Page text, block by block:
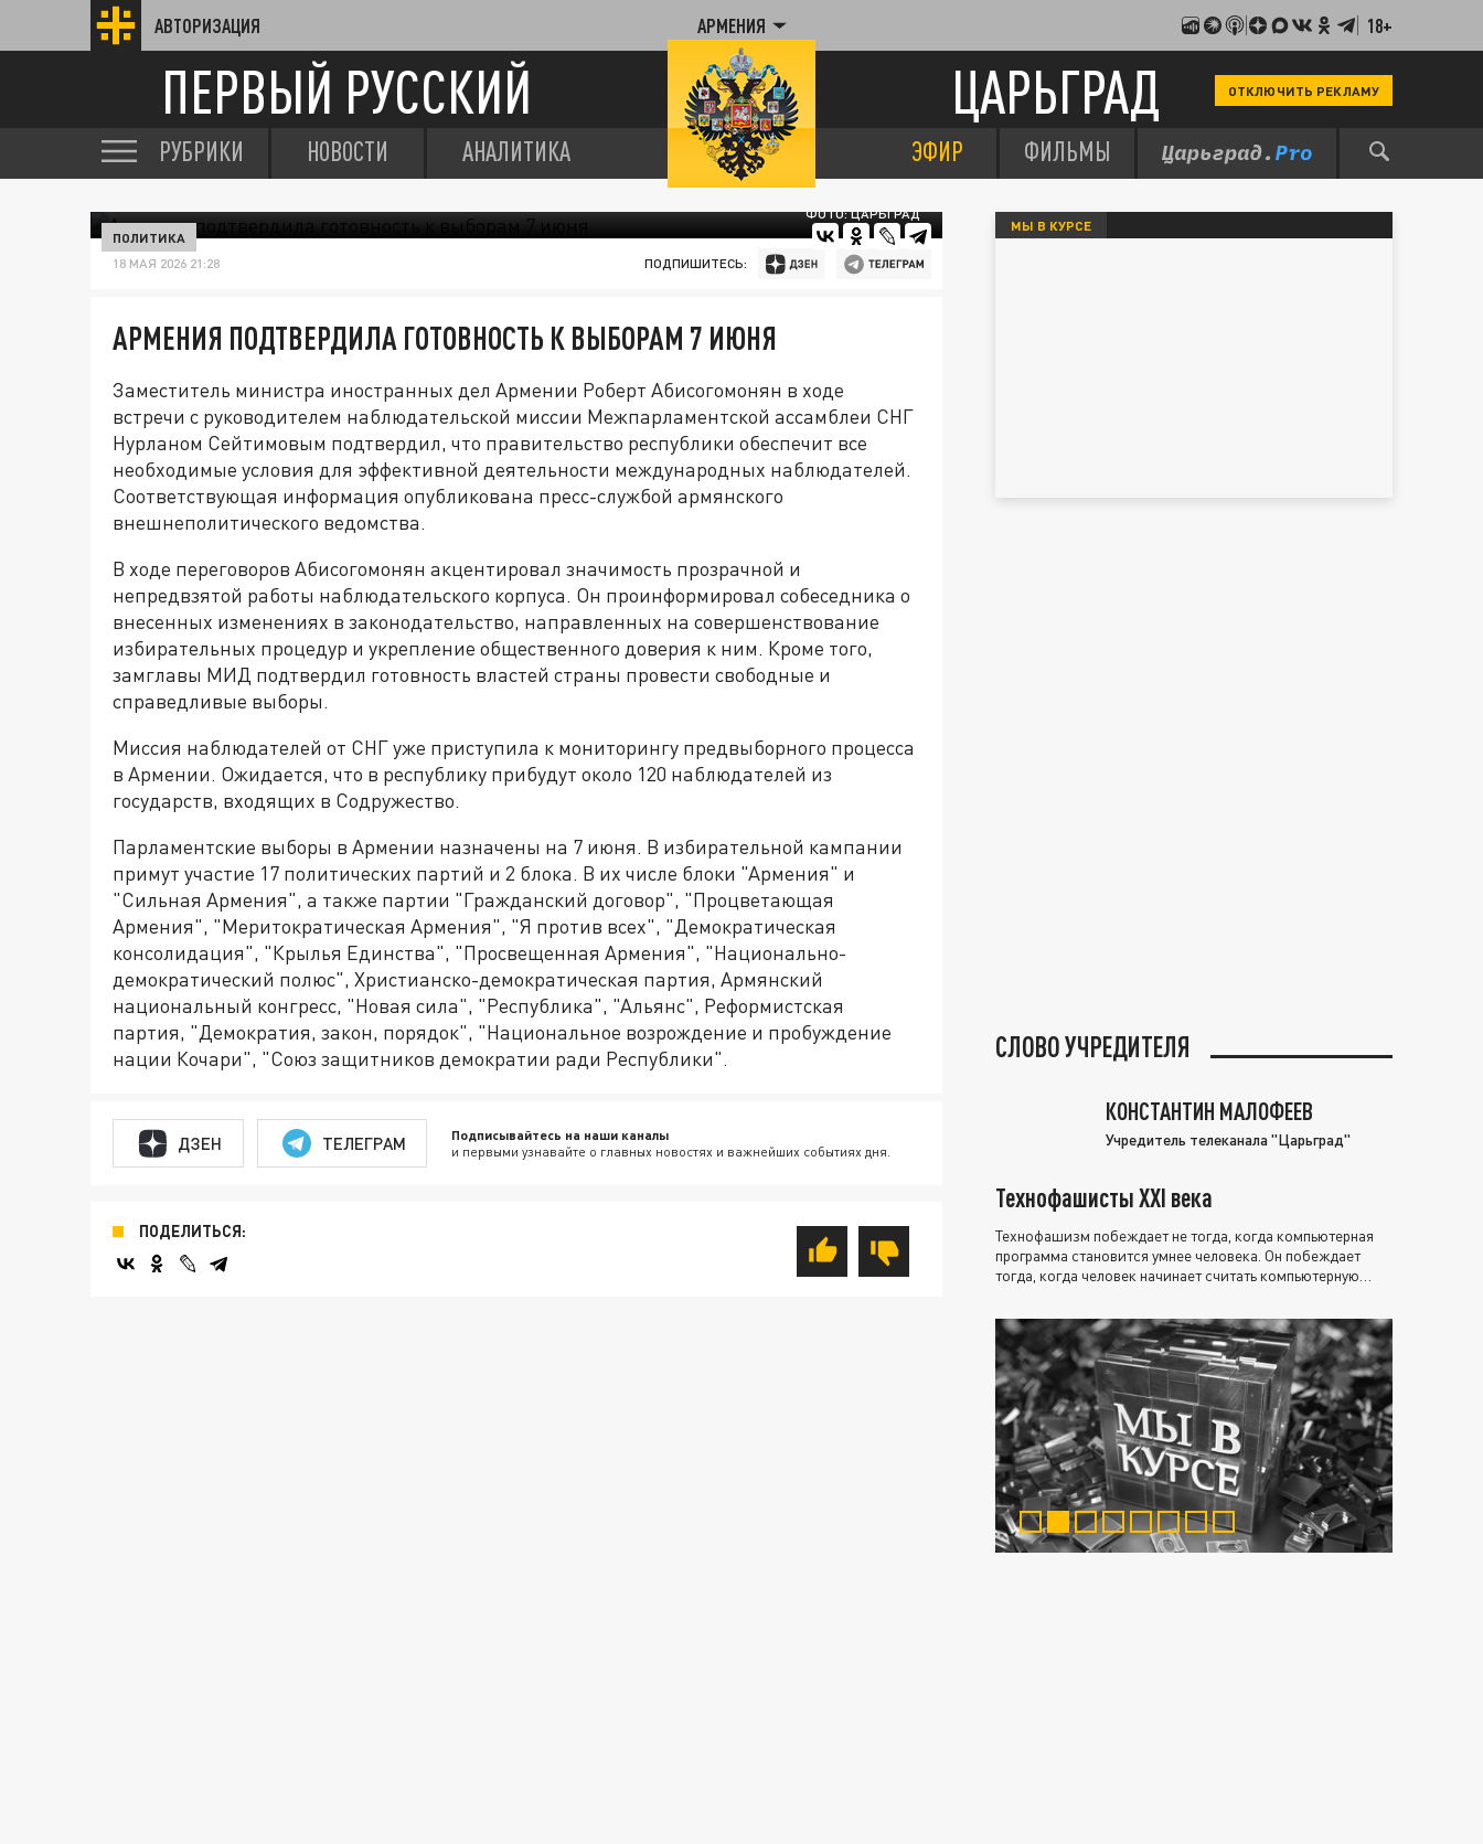
АВТОРИЗАЦИЯ АРМЕНИЯ 18+
ПЕРВЫЙ РУССКИЙ ЦАРЬГРАД ОТКЛЮЧИТЬ РЕКЛАМУ
РУБРИКИ НОВОСТИ АНАЛИТИКА ЭФИР ФИЛЬМЫ
ФОТО: ЦАРЬГРАД
ПОЛИТИКА
18 МАЯ 2026 21:28 ПОДПИШИТЕСЬ:
АРМЕНИЯ ПОДТВЕРДИЛА ГОТОВНОСТЬ К ВЫБОРАМ 7 ИЮНЯ
Заместитель министра иностранных дел Армении Роберт Абисогомонян в ходе
встречи с руководителем наблюдательской миссии Межпарламентской ассамблеи СНГ
Нурланом Сейтимовым подтвердил, что правительство республики обеспечит все
необходимые условия для эффективной деятельности международных наблюдателей.
Соответствующая информация опубликована пресс-службой армянского
внешнеполитического ведомства.
В ходе переговоров Абисогомонян акцентировал значимость прозрачной и
непредвзятой работы наблюдательского корпуса. Он проинформировал собеседника о
внесенных изменениях в законодательство, направленных на совершенствование
избирательных процедур и укрепление общественного доверия к ним. Кроме того,
замглавы МИД подтвердил готовность властей страны провести свободные и
справедливые выборы.
Миссия наблюдателей от СНГ уже приступила к мониторингу предвыборного процесса
в Армении. Ожидается, что в республику прибудут около 120 наблюдателей из
государств, входящих в Содружество.
Парламентские выборы в Армении назначены на 7 июня. В избирательной кампании
примут участие 17 политических партий и 2 блока. В их числе блоки "Армения" и
"Сильная Армения", а также партии "Гражданский договор", "Процветающая
Армения", "Меритократическая Армения", "Я против всех", "Демократическая
консолидация", "Крылья Единства", "Просвещенная Армения", "Национально-
демократический полюс", Христианско-демократическая партия, Армянский
национальный конгресс, "Новая сила", "Республика", "Альянс", Реформистская
партия, "Демократия, закон, порядок", "Национальное возрождение и пробуждение
нации Кочари", "Союз защитников демократии ради Республики".
ДЗЕН ТЕЛЕГРАМ Подписывайтесь на наши каналы
и первыми узнавайте о главных новостях и важнейших событиях дня.
ПОДЕЛИТЬСЯ:
МЫ В КУРСЕ
СЛОВО УЧРЕДИТЕЛЯ
КОНСТАНТИН МАЛОФЕЕВ
Учредитель телеканала "Царьград"
Технофашисты XXI века
Технофашизм побеждает не тогда, когда компьютерная
программа становится умнее человека. Он побеждает
тогда, когда человек начинает считать компьютерную